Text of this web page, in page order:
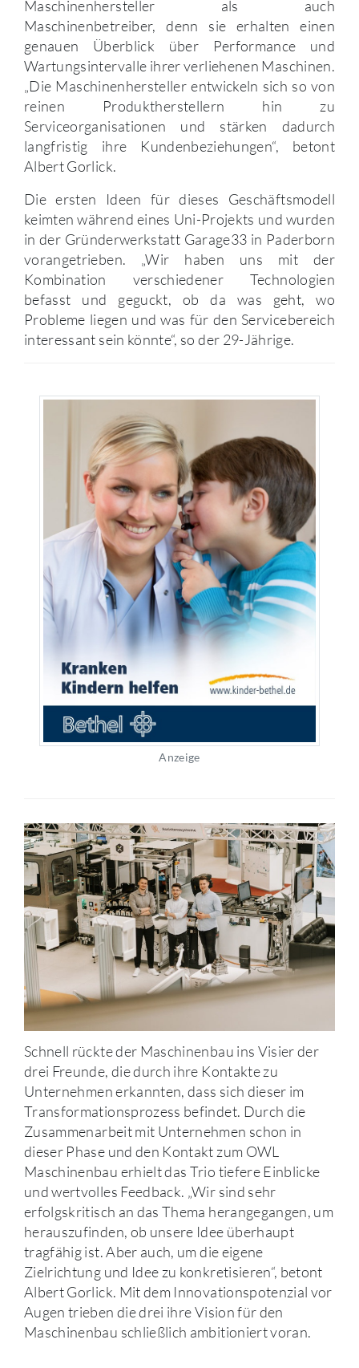
Maschinenhersteller als auch
Maschinenbetreiber, denn sie erhalten einen
genauen Überblick über Performance und
Wartungsintervalle ihrer verliehenen Maschinen.
„Die Maschinenhersteller entwickeln sich so von
reinen Produktherstellern hin zu
Serviceorganisationen und stärken dadurch
langfristig ihre Kundenbeziehungen“, betont
Albert Gorlick.
Die ersten Ideen für dieses Geschäftsmodell
keimten während eines Uni-Projekts und wurden
in der Gründerwerkstatt Garage33 in Paderborn
vorangetrieben. „Wir haben uns mit der
Kombination verschiedener Technologien
befasst und geguckt, ob da was geht, wo
Probleme liegen und was für den Servicebereich
interessant sein könnte“, so der 29-Jährige.
Anzeige
Schnell rückte der Maschinenbau ins Visier der
drei Freunde, die durch ihre Kontakte zu
Unternehmen erkannten, dass sich dieser im
Transformationsprozess befindet. Durch die
Zusammenarbeit mit Unternehmen schon in
dieser Phase und den Kontakt zum OWL
Maschinenbau erhielt das Trio tiefere Einblicke
und wertvolles Feedback. „Wir sind sehr
erfolgskritisch an das Thema herangegangen, um
herauszufinden, ob unsere Idee überhaupt
tragfähig ist. Aber auch, um die eigene
Zielrichtung und Idee zu konkretisieren“, betont
Albert Gorlick. Mit dem Innovationspotenzial vor
Augen trieben die drei ihre Vision für den
Maschinenbau schließlich ambitioniert voran.